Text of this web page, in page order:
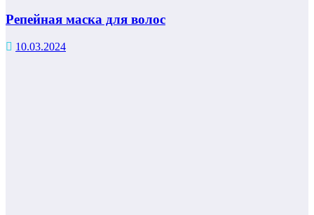
Репейная маска для волос
10.03.2024